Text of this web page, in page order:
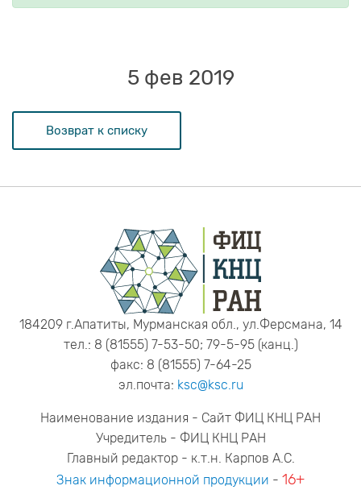
Возврат к списку
5 фев 2019
184209 г.Апатиты, Мурманская обл., ул.Ферсмана, 14
тел.: 8 (81555) 7-53-50; 79-5-95 (канц.)
факс: 8 (81555) 7-64-25
эл.почта: ksc@ksc.ru
Наименование издания - Сайт ФИЦ КНЦ РАН
Учредитель - ФИЦ КНЦ РАН
Главный редактор - к.т.н. Карпов А.С.
Знак информационной продукции - 16+